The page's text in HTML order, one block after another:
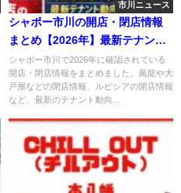
市川ニュース
シャポー市川の開店・閉店情報
まとめ【2026年】最新テナント
動向
シャポー市川で2026年に確認されている
開店・閉店情報をまとめました。風龍や大
戸屋などの閉店情報、ルピシアの開店情報
など、最新のテナント動向...